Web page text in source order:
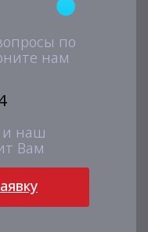
по
нам
и наш
Вам